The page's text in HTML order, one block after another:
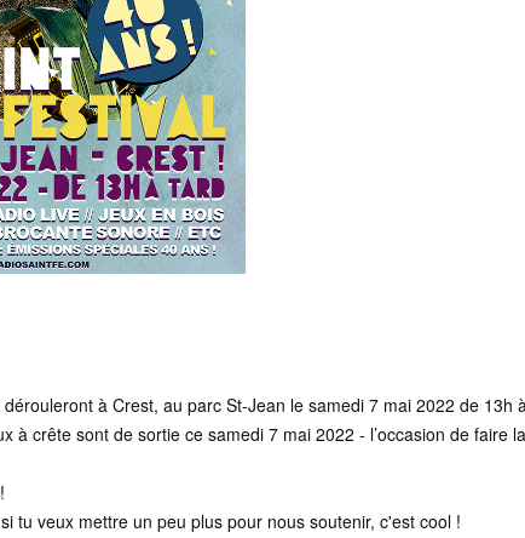
à Crest, au parc St-Jean le samedi 7 mai 2022 de 13h
à crête sont de sortie ce samedi 7 mai 2022 - l’occasion de faire
tu veux mettre un peu plus pour nous soutenir, c'est cool !